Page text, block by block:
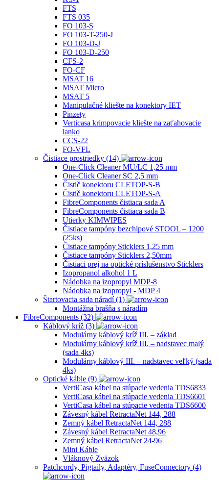
FTS
FTS 035
FO 103‐S
FO 103‐T-250-J
FO 103‐D‐J
FO 103‐D‐250
CFS‐2
FO-CF
MSAT 16
MSAT Micro
MSAT 5
Manipulačné kliešte na konektory IET
Pinzety
Verticasa krimpovacie kliešte na zaťahovacie
lanko
CCS-22
FO-VFL
Čistiace prostriedky (14)
One-Click Cleaner MU/LC 1,25 mm
One-Click Cleaner SC 2,5 mm
Čistič konektoru CLETOP-S-B
Čistič konektoru CLETOP-S-A
FibreComponents čistiaca sada A
FibreComponents čistiaca sada B
Utierky KIMWIPES
Čistiace tampóny bezchlpové STOOL – 1200
(25ks)
Čistiace tampóny Sticklers 1,25 mm
Čistiace tampóny Sticklers 2,50mm
Čistiaci prej na optické príslušenstvo Sticklers
Izopropanol alkohol 1 L
Nádobka na izopropyl MDP-8
Nádobka na izopropyl ‐ MDP 4
Štartovacia sada náradí (1)
Montážna brašňa s náradím
FibreComponents (32)
Káblový kríž (3)
Modulárny káblový kríž III. – základ
Modulárny káblový kríž III. – nadstavec malý
(sada 4ks)
Modulárny káblový III. – nadstavec veľký (sada
4ks)
Optické káble (9)
VertiCasa kábel na stúpacie vedenia TDS6833
VertiCasa kábel na stúpacie vedenia TDS6601
VertiCasa kábel na stúpacie vedenia TDS6600
Závesný kábel RetractaNet 144, 288
Zemný kábel RetractaNet 144, 288
Závesný kábel RetractaNet 48,96
Zemný kábel RetractaNet 24-96
Mini Káble
Vláknový Zväzok
Patchcordy, Pigtaily, Adaptéry, FuseConnectory (4)